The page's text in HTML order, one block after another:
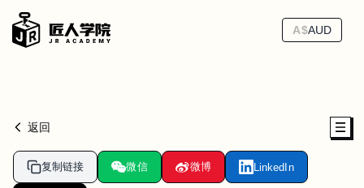
A$AUD
返回
复制链接 微信 微博 LinkedIn